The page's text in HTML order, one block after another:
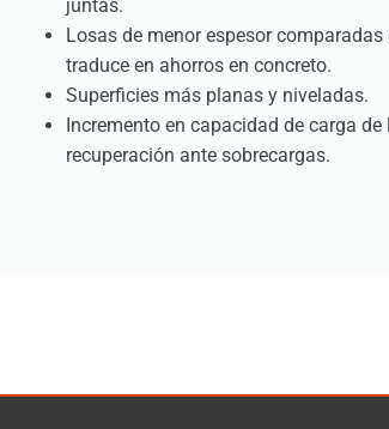
juntas.
Losas de menor espesor
traduce en ahorros en concreto.
Superficies más planas y niveladas.
Incremento en capacidad de carga
recuperación ante sobrecargas.